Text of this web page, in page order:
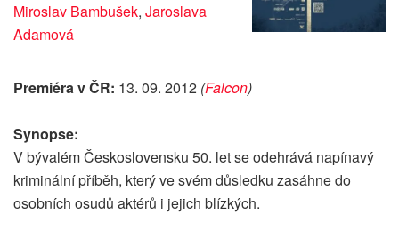
Miroslav Bambušek, Jaroslava
Adamová
Premiéra v ČR: 13. 09. 2012 (Falcon)
Synopse:
V bývalém Československu 50. let se odehrává napínavý
kriminální příběh, který ve svém důsledku zasáhne do
osobních osudů aktérů i jejich blízkých.